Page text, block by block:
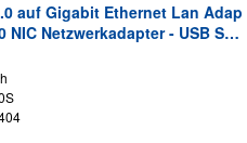
auf Gigabit Ethernet Lan Adap
NIC Netzwerkadapter - USB Sup
Stecker/Buchse - Netzwerkada
Ethernet - Schwarz